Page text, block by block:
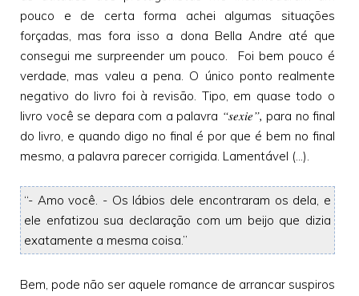
pouco e de certa forma achei algumas situações
forçadas, mas fora isso a dona Bella Andre até que
consegui me surpreender um pouco. Foi bem pouco é
verdade, mas valeu a pena. O único ponto realmente
negativo do livro foi à revisão. Tipo, em quase todo o
livro você se depara com a palavra “sexie”, para no final
do livro, e quando digo no final é por que é bem no final
mesmo, a palavra parecer corrigida. Lamentável (...).
“- Amo você. - Os lábios dele encontraram os dela, e
ele enfatizou sua declaração com um beijo que dizia
exatamente a mesma coisa.”
Bem, pode não ser aquele romance de arrancar suspiros